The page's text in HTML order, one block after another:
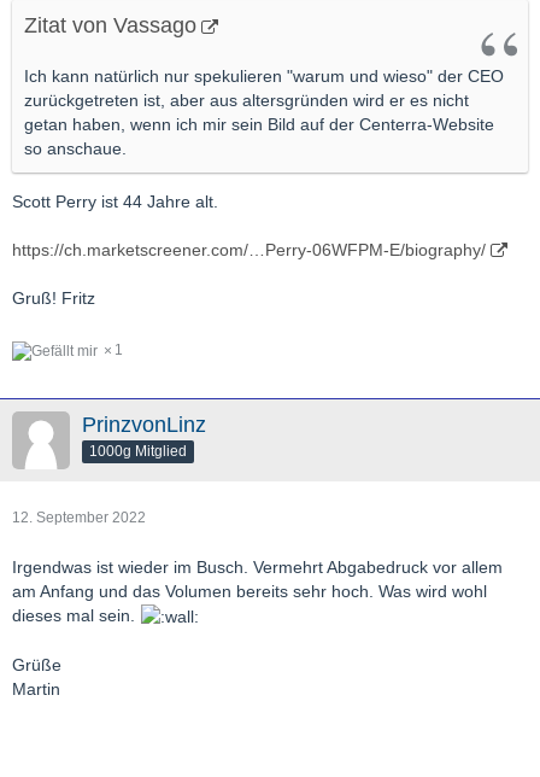
Zitat von Vassago
Ich kann natürlich nur spekulieren "warum und wieso" der CEO
zurückgetreten ist, aber aus altersgründen wird er es nicht
getan haben, wenn ich mir sein Bild auf der Centerra-Website
so anschaue.
Scott Perry ist 44 Jahre alt.
https://ch.marketscreener.com/…Perry-06WFPM-E/biography/
Gruß! Fritz
1
PrinzvonLinz
1000g Mitglied
12. September 2022
Irgendwas ist wieder im Busch. Vermehrt Abgabedruck vor allem
am Anfang und das Volumen bereits sehr hoch. Was wird wohl
dieses mal sein.
Grüße
Martin